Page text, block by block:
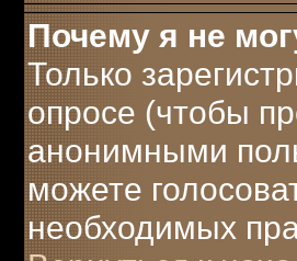
Почему я не
Только
опросе (чтобы
анонимными
можете
необходимых